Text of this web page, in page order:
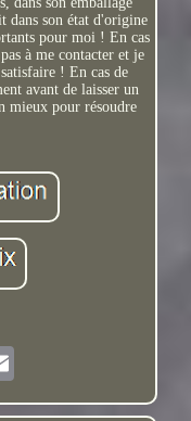
dans son état d'origine
pour moi ! En cas
à me contacter et je
! En cas de
avant de laisser un
mieux pour résoudre